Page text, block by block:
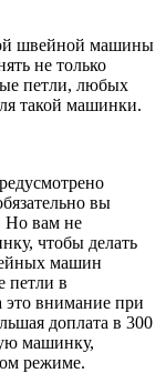
швейной машины
не только
петли, любых
такой машинки.
вы
Но вам не
чтобы делать
машин
петли в
это внимание при
доплата в 300
машинку,
режиме.